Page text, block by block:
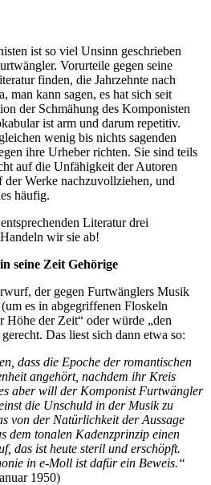
ist so viel Unsinn geschrieben
Vorurteile gegen seine
finden, die Jahrzehnte nach
man kann sagen, es hat sich seit
der Schmähung des Komponisten
ist arm und darum repetitiv.
wenig bis nichts sagenden
ihre Urheber richten. Sie sind teils
auf die Unfähigkeit der Autoren
Werke nachzuvollziehen, und
häufig.
Literatur drei
wir sie ab!
seine Zeit Gehörige
der gegen Furtwänglers Musik
es in abgegriffenen Floskeln
Höhe der Zeit“ oder würde „den
Das liest sich dann etwa so:
dass die Epoche der romantischen
angehört, nachdem ihr Kreis
aber will der Komponist Furtwängler
die Unschuld in der Musik zu
von der Natürlichkeit der Aussage
dem tonalen Kadenzprinzip einen
das ist heute steril und erschöpft.
in e-Moll ist dafür ein Beweis.“
1950)